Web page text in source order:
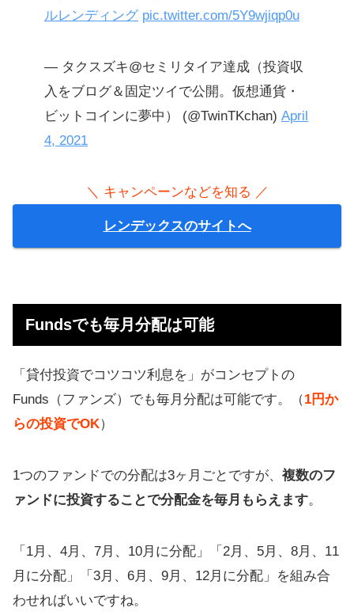
ルレンディング pic.twitter.com/5Y9wjiqp0u
— タクスズキ@セミリタイア達成（投資収
入をブログ＆固定ツイで公開。仮想通貨・
ビットコインに夢中） (@TwinTKchan) April
4, 2021
＼ キャンペーンなどを知る ／
レンデックスのサイトへ
Fundsでも毎月分配は可能
「貸付投資でコツコツ利息を」がコンセプトの
Funds（ファンズ）でも毎月分配は可能です。（1円か
らの投資でOK）
1つのファンドでの分配は3ヶ月ごとですが、 複数のフ
ァンドに投資することで分配金を毎月もらえます。
「1月、4月、7月、10月に分配」「2月、5月、8月、11
月に分配」「3月、6月、9月、12月に分配」を組み合
わせればいいですね。